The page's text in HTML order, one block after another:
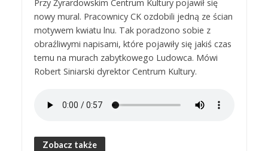
Przy Żyrardowskim Centrum Kultury pojawił się
nowy mural. Pracownicy CK ozdobili jedną ze ścian
motywem kwiatu lnu. Tak poradzono sobie z
obraźliwymi napisami, które pojawiły się jakiś czas
temu na murach zabytkowego Ludowca. Mówi
Robert Siniarski dyrektor Centrum Kultury.
Zobacz także